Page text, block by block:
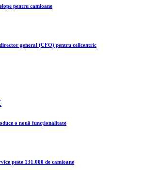
pentru camioane
general (CFO) pentru cellcentric
o nouă funcționalitate
peste 131.000 de camioane